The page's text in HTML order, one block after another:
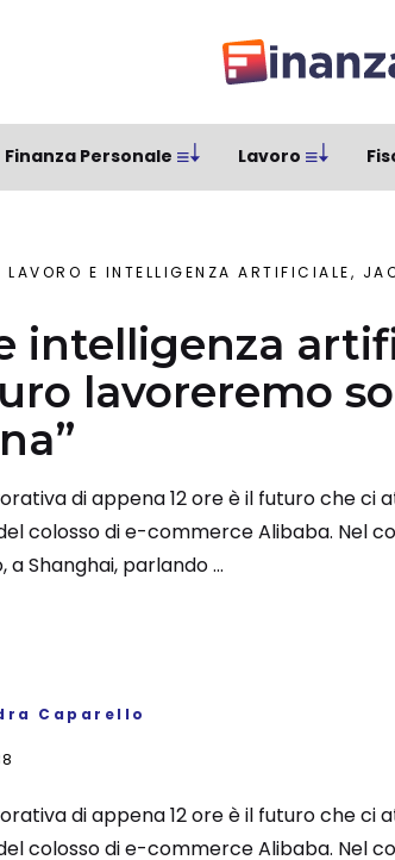
Finanza Personale Lavoro
LAVORO E INTELLIGENZA ARTIFICIALE, JACK MA:
intelligenza
lavoreremo
di appena 12 ore è il futuro che ci
colosso di e-commerce Alibaba. Nel
Shanghai, parlando ...
Caparello
di appena 12 ore è il futuro che ci
colosso di e-commerce Alibaba. Nel